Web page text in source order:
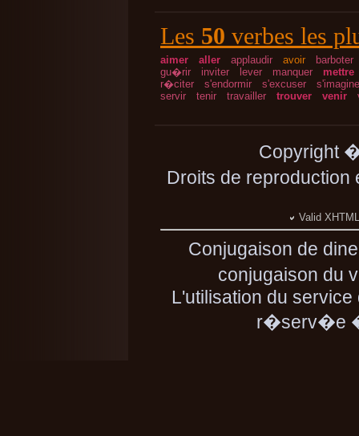
Les 50 verbes les
aimer aller applaudir avoir
barboter
gu�rir
inviter lever manquer
mettre
r�citer
s'endormir s'excuser
servir
tenir travailler trouver venir
Copyright
Droits de
Valid
Conjugaison de
conjugaison du
L'utilisation du
r�serv�e �